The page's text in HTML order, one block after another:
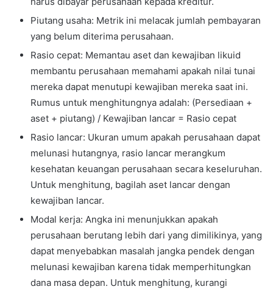
Piutang usaha: Metrik ini melacak jumlah pembayaran
yang belum diterima perusahaan.
Rasio cepat: Memantau aset dan kewajiban likuid
membantu perusahaan memahami apakah nilai tunai
mereka dapat menutupi kewajiban mereka saat ini.
Rumus untuk menghitungnya adalah: (Persediaan +
aset + piutang) / Kewajiban lancar = Rasio cepat
Rasio lancar: Ukuran umum apakah perusahaan dapat
melunasi hutangnya, rasio lancar merangkum
kesehatan keuangan perusahaan secara keseluruhan.
Untuk menghitung, bagilah aset lancar dengan
kewajiban lancar.
Modal kerja: Angka ini menunjukkan apakah
perusahaan berutang lebih dari yang dimilikinya, yang
dapat menyebabkan masalah jangka pendek dengan
melunasi kewajiban karena tidak memperhitungkan
dana masa depan. Untuk menghitung, kurangi